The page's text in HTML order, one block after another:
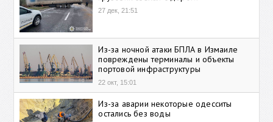
27 дек, 21:51
Из-за ночной атаки БПЛА в Измаиле
повреждены терминалы и объекты
портовой инфраструктуры
22 окт, 15:01
Из-за аварии некоторые одесситы
остались без воды